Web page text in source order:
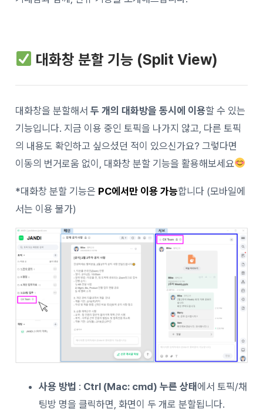
대화창 분할 기능 (Split View)
대화창을 분할해서두 개의 대화방을 동시에 이용할 수 있는
기능입니다. 지금 이용 중인 토픽을 나가지 않고, 다른 토픽
의 내용도 확인하고 싶으셨던 적이 있으신가요? 그렇다면
이동의 번거로움 없이, 대화창 분할 기능을 활용해보세요
*대화창 분할 기능은 PC에서만 이용 가능합니다 (모바일에
서는 이용 불가)
사용 방법 : Ctrl (Mac: cmd) 누른 상태 에서 토픽/채
팅방 명을 클릭하면, 화면이 두 개로 분할됩니다.